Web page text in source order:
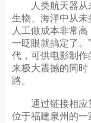
人类航天器从
生物、海洋中从
人工做成本非常
一眨眼就搞定了。
代，可供电影制
来极大震撼的同
路。
通过链接相应算
位于福建泉州的